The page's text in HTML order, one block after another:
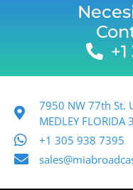
7950 NW 77th St.
MEDLEY FLORIDA
+1 305 938 7395